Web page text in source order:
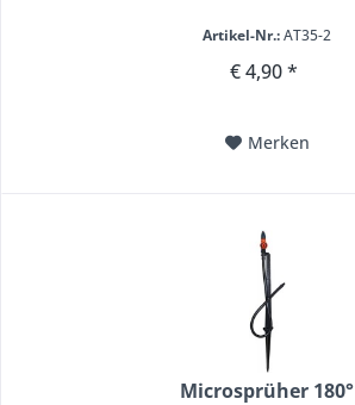
Artikel-Nr.:AT35-2
€ 4,90 *
Merken
Microsprüher 180°